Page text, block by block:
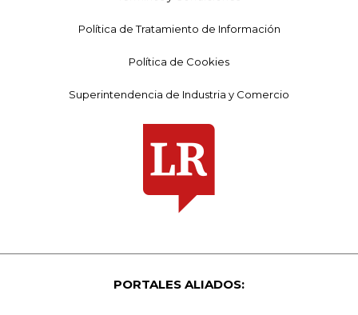
Política de Tratamiento de Información
Política de Cookies
Superintendencia de Industria y Comercio
PORTALES ALIADOS: